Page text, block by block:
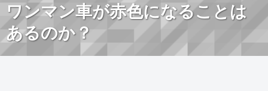
ワンマン車が赤色になることは
あるのか？